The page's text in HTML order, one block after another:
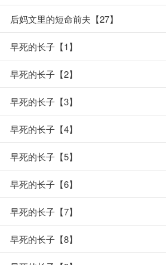
后妈文里的短命前夫【27】
早死的长子【1】
早死的长子【2】
早死的长子【3】
早死的长子【4】
早死的长子【5】
早死的长子【6】
早死的长子【7】
早死的长子【8】